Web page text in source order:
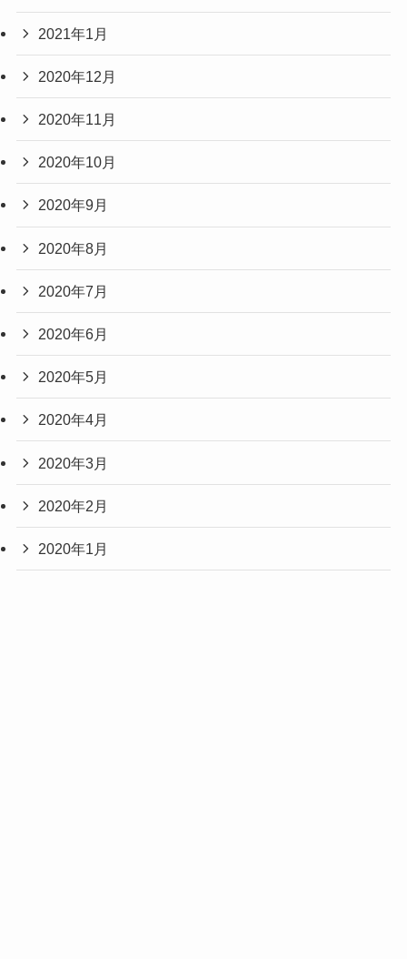
2021年1月
2020年12月
2020年11月
2020年10月
2020年9月
2020年8月
2020年7月
2020年6月
2020年5月
2020年4月
2020年3月
2020年2月
2020年1月